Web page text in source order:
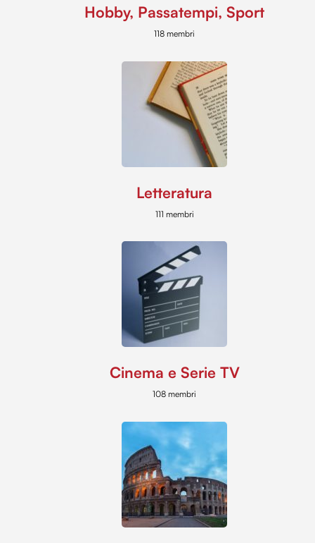
Hobby, Passatempi, Sport
118 membri
Letteratura
111 membri
Cinema e Serie TV
108 membri